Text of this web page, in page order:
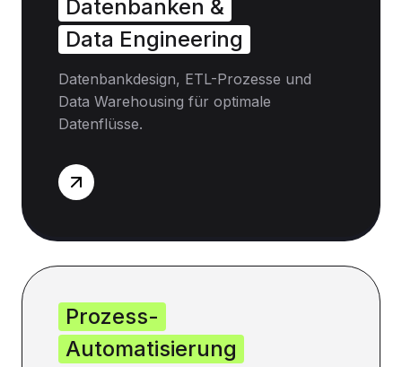
Datenbanken &
Data Engineering
Datenbankdesign, ETL-Prozesse und
Data Warehousing für optimale
Datenflüsse.
Prozess-
Automatisierung